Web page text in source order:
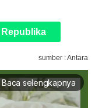
sumber : Antara
Baca selengkapnya